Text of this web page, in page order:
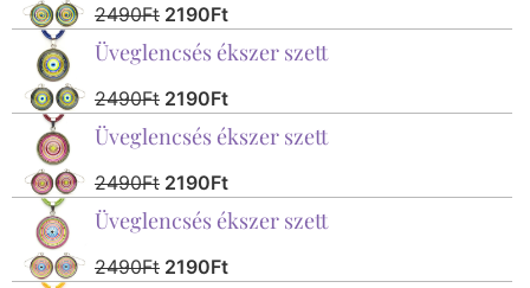
2490Ft 2190Ft
Üveglencsés ékszer szett
2490Ft 2190Ft
Üveglencsés ékszer szett
2490Ft 2190Ft
Üveglencsés ékszer szett
2490Ft 2190Ft